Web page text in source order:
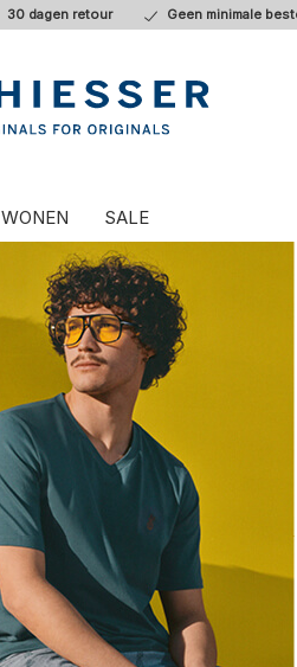
30 dagen retour Geen minimale
WONEN SALE